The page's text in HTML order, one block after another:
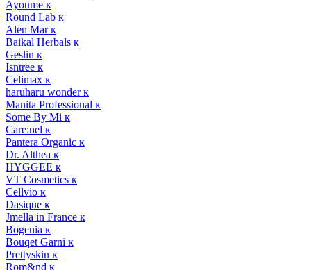
Ayoume к
Round Lab к
Alen Mar к
Baikal Herbals к
Geslin к
Isntree к
Celimax к
haruharu wonder к
Manita Professional к
Some By Mi к
Care:nel к
Pantera Organic к
Dr. Althea к
HYGGEE к
VT Cosmetics к
Cellvio к
Dasique к
Jmella in France к
Bogenia к
Bouqet Garni к
Prettyskin к
Rom&nd к